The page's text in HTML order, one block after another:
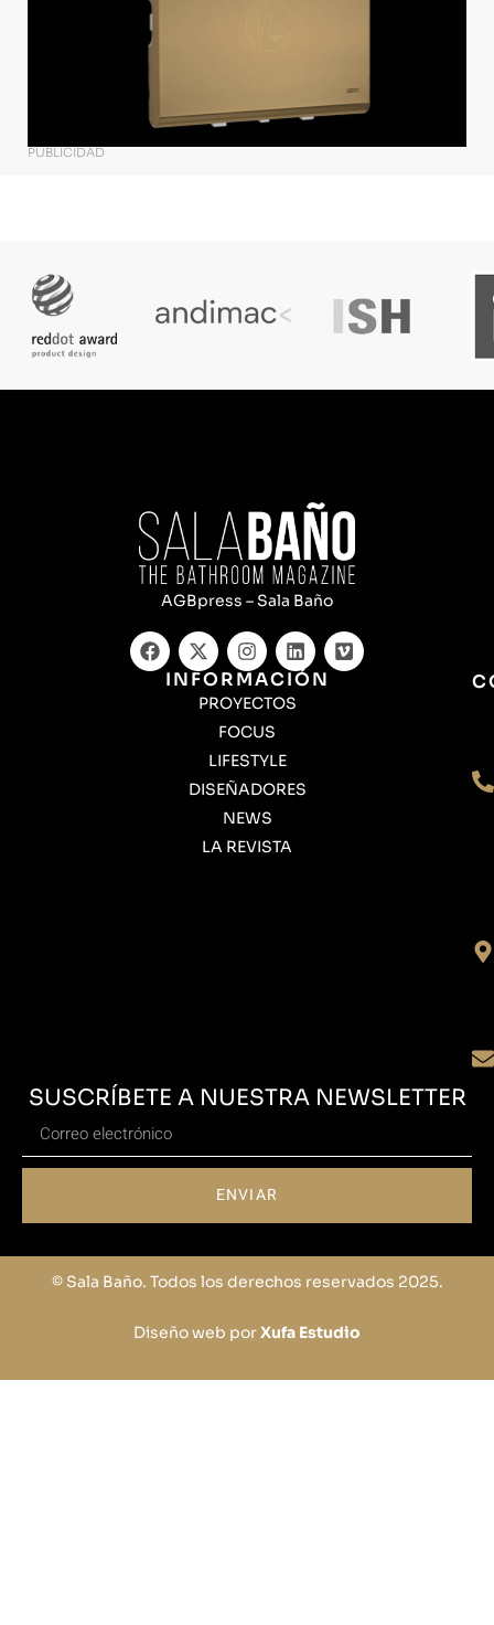
PUBLICIDAD
AGBpress – Sala Baño
INFORMACIÓN
PROYECTOS
FOCUS
LIFESTYLE
DISEÑADORES
NEWS
LA REVISTA
SUSCRÍBETE A NUESTRA NEWSLETTER
ENVIAR
© Sala Baño. Todos los derechos reservados 2025.
Diseño web porXufa Estudio